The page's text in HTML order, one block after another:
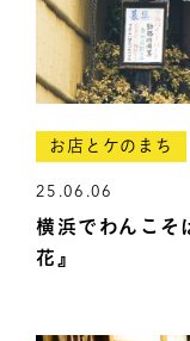
お店とケのまち
25.06.06
横浜でわんこそ
花』